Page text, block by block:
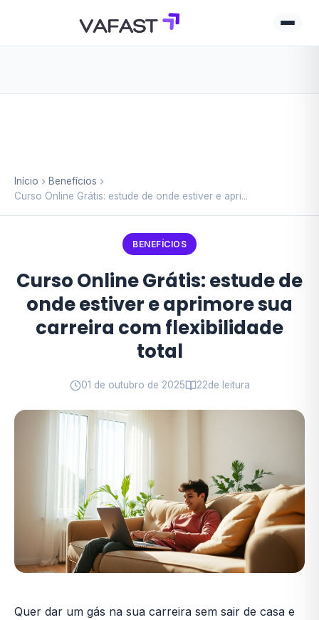
Início
Benefícios
Curso Online Grátis: estude de onde estiver e apri...
BENEFÍCIOS
Curso Online Grátis: estude de
onde estiver e aprimore sua
carreira com flexibilidade
total
01 de outubro de 2025 22de leitura
Quer dar um gás na sua carreira sem sair de casa e